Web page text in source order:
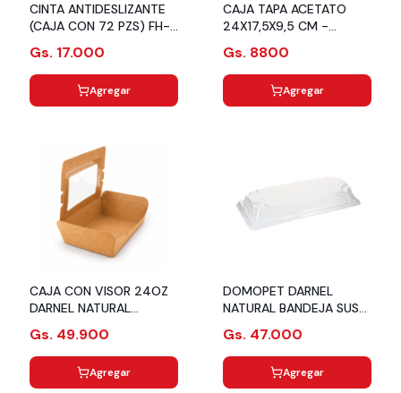
CINTA ANTIDESLIZANTE
(CAJA CON 72 PZS) FH-
Gs. 17.000
Agregar
CAJA TAPA ACETATO
24X17,5X9,5 CM -
Gs. 8800
Agregar
CAJA CON VISOR 24OZ
DARNEL NATURAL
PQX50/ CJ 6PQ
Gs. 49.900
Agregar
DOMOPET DARNEL
NATURAL BANDEJA SUSHI
PQ125/ CJX8
Gs. 47.000
Agregar